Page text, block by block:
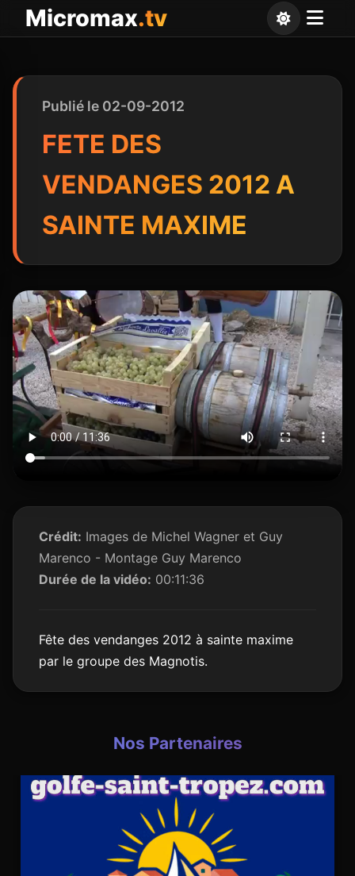
Micromax.tv
Publié le 02-09-2012
FETE DES
VENDANGES 2012 A
SAINTE MAXIME
Crédit: Images de Michel Wagner et Guy
Marenco - Montage Guy Marenco
Durée de la vidéo: 00:11:36
Fête des vendanges 2012 à sainte maxime
par le groupe des Magnotis.
Nos Partenaires
Panneau de gestion des cookies